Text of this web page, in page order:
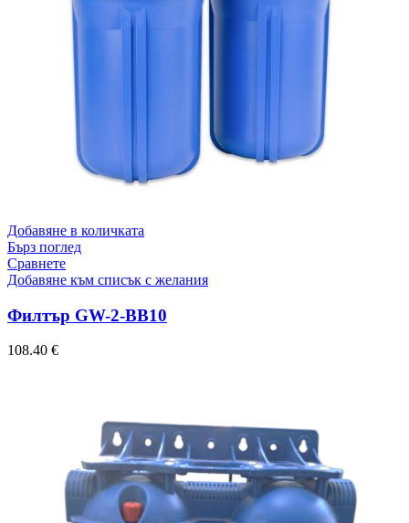
Добавяне в количката
Бърз поглед
Сравнете
Добавяне към списък с желания
Филтър GW-2-BB10
108.40 €